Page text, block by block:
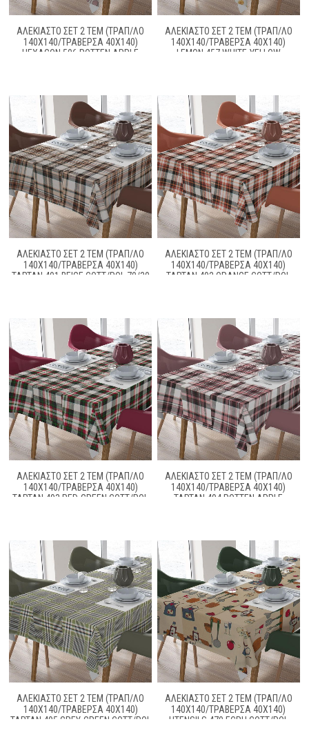
ΑΛΕΚΙΑΣΤΟ ΣΕΤ 2 ΤΕΜ (ΤΡΑΠ/ΛΟ
140X140/ΤΡΑΒΕΡΣΑ 40X140)
HEXAGON 506 ROTTEN APPLE
ΑΛΕΚΙΑΣΤΟ ΣΕΤ 2 ΤΕΜ (ΤΡΑΠ/ΛΟ
140X140/ΤΡΑΒΕΡΣΑ 40X140)
LEMON 457 WHITE-YELLOW
ΑΛΕΚΙΑΣΤΟ ΣΕΤ 2 ΤΕΜ (ΤΡΑΠ/ΛΟ
140X140/ΤΡΑΒΕΡΣΑ 40X140)
TARTAN 491 BEIGE COTT/POL 70/30
ΑΛΕΚΙΑΣΤΟ ΣΕΤ 2 ΤΕΜ (ΤΡΑΠ/ΛΟ
140X140/ΤΡΑΒΕΡΣΑ 40X140)
TARTAN 492 ORANGE COTT/POL
ΑΛΕΚΙΑΣΤΟ ΣΕΤ 2 ΤΕΜ (ΤΡΑΠ/ΛΟ
140X140/ΤΡΑΒΕΡΣΑ 40X140)
TARTAN 493 RED-GREEN COTT/POL
ΑΛΕΚΙΑΣΤΟ ΣΕΤ 2 ΤΕΜ (ΤΡΑΠ/ΛΟ
140X140/ΤΡΑΒΕΡΣΑ 40X140)
TARTAN 494 ROTTEN APPLE
ΑΛΕΚΙΑΣΤΟ ΣΕΤ 2 ΤΕΜ (ΤΡΑΠ/ΛΟ
140X140/ΤΡΑΒΕΡΣΑ 40X140)
TARTAN 495 GREY-GREEN COTT/POL
ΑΛΕΚΙΑΣΤΟ ΣΕΤ 2 ΤΕΜ (ΤΡΑΠ/ΛΟ
140X140/ΤΡΑΒΕΡΣΑ 40X140)
UTENSILS 470 ECRU COTT/POL